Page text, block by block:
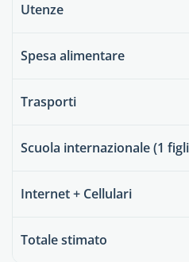
Utenze
Spesa alimentare
Trasporti
Scuola internazionale (1
Internet + Cellulari
Totale stimato